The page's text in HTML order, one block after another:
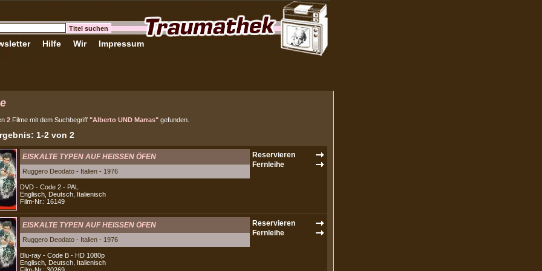
Hilfe Wir Impressum
2 Filme mit dem Suchbegriff "Alberto UND Marras" gefunden.
1-2 von 2
EISKALTE TYPEN AUF HEISSEN ÖFEN
Ruggero Deodato - Italien - 1976
DVD - Code 2 - PAL
Englisch, Deutsch, Italienisch
Film-Nr.: 16149
EISKALTE TYPEN AUF HEISSEN ÖFEN
Ruggero Deodato - Italien - 1976
Blu-ray - Code B - HD 1080p
Englisch, Deutsch, Italienisch